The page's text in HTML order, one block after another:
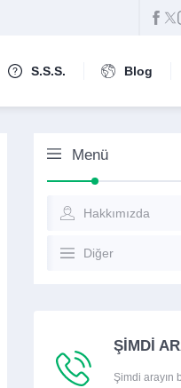
S.S.S. Blog
Menü
Hakkımızda
Diğer
ŞİMDİ
Şimdi arayın